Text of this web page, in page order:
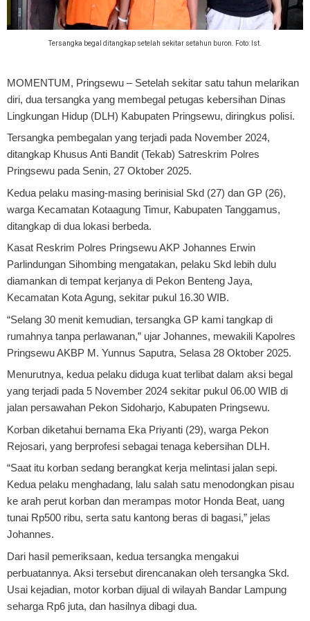
Tersangka begal ditangkap setelah sekitar setahun buron. Foto: Ist.
MOMENTUM, Pringsewu – Setelah sekitar satu tahun melarikan
diri, dua tersangka yang membegal petugas kebersihan Dinas
Lingkungan Hidup (DLH) Kabupaten Pringsewu, diringkus polisi.
Tersangka pembegalan yang terjadi pada November 2024,
ditangkap Khusus Anti Bandit (Tekab) Satreskrim Polres
Pringsewu pada Senin, 27 Oktober 2025.
Kedua pelaku masing-masing berinisial Skd (27) dan GP (26),
warga Kecamatan Kotaagung Timur, Kabupaten Tanggamus,
ditangkap di dua lokasi berbeda.
Kasat Reskrim Polres Pringsewu AKP Johannes Erwin
Parlindungan Sihombing mengatakan, pelaku Skd lebih dulu
diamankan di tempat kerjanya di Pekon Benteng Jaya,
Kecamatan Kota Agung, sekitar pukul 16.30 WIB.
“Selang 30 menit kemudian, tersangka GP kami tangkap di
rumahnya tanpa perlawanan,” ujar Johannes, mewakili Kapolres
Pringsewu AKBP M. Yunnus Saputra, Selasa 28 Oktober 2025.
Menurutnya, kedua pelaku diduga kuat terlibat dalam aksi begal
yang terjadi pada 5 November 2024 sekitar pukul 06.00 WIB di
jalan persawahan Pekon Sidoharjo, Kabupaten Pringsewu.
Korban diketahui bernama Eka Priyanti (29), warga Pekon
Rejosari, yang berprofesi sebagai tenaga kebersihan DLH.
“Saat itu korban sedang berangkat kerja melintasi jalan sepi.
Kedua pelaku menghadang, lalu salah satu menodongkan pisau
ke arah perut korban dan merampas motor Honda Beat, uang
tunai Rp500 ribu, serta satu kantong beras di bagasi,” jelas
Johannes.
Dari hasil pemeriksaan, kedua tersangka mengakui
perbuatannya. Aksi tersebut direncanakan oleh tersangka Skd.
Usai kejadian, motor korban dijual di wilayah Bandar Lampung
seharga Rp6 juta, dan hasilnya dibagi dua.